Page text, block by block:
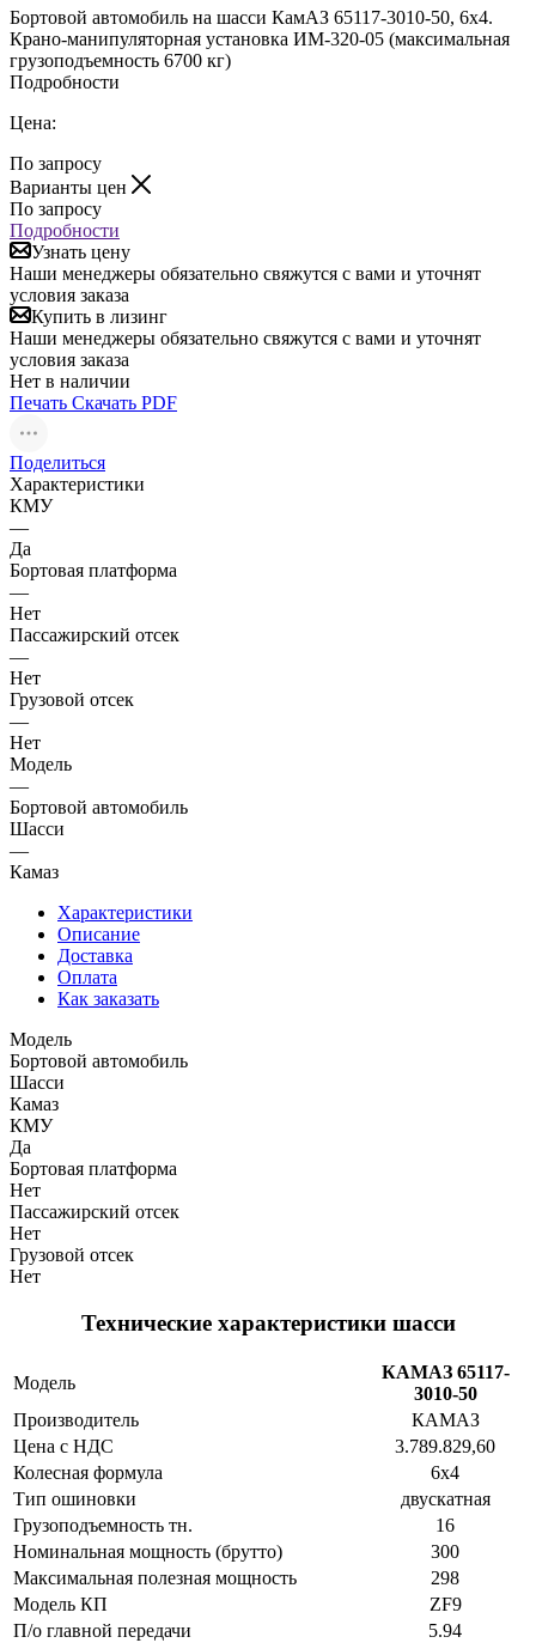
Бортовой автомобиль на шасси КамАЗ 65117-3010-50, 6х4.
Крано-манипуляторная установка ИМ-320-05 (максимальная
грузоподъемность 6700 кг)
Подробности
Цена:
По запросу
Варианты цен
По запросу
Подробности
Узнать цену
Наши менеджеры обязательно свяжутся с вами и уточнят
условия заказа
Купить в лизинг
Наши менеджеры обязательно свяжутся с вами и уточнят
условия заказа
Нет в наличии
Печать Скачать PDF
Поделиться
Характеристики
КМУ
—
Да
Бортовая платформа
—
Нет
Пассажирский отсек
—
Нет
Грузовой отсек
—
Нет
Модель
—
Бортовой автомобиль
Шасси
—
Камаз
Характеристики
Описание
Доставка
Оплата
Как заказать
Модель
Бортовой автомобиль
Шасси
Камаз
КМУ
Да
Бортовая платформа
Нет
Пассажирский отсек
Нет
Грузовой отсек
Нет
Технические характеристики шасси
Модель
КАМАЗ 65117-
3010-50
Производитель
КАМАЗ
Цена с НДС
3.789.829,60
Колесная формула
6х4
Тип ошиновки
двускатная
Грузоподъемность тн.
16
Номинальная мощность (брутто)
300
Максимальная полезная мощность
298
Модель КП
ZF9
П/о главной передачи
5.94